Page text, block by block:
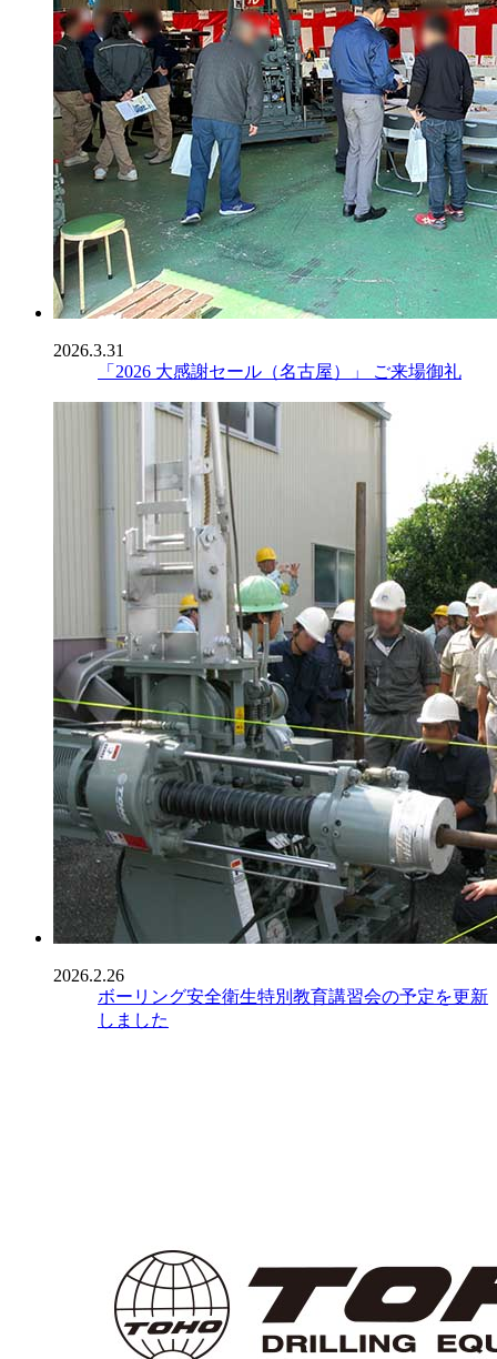
2026.3.31
「2026 大感謝セール（名古屋）」 ご来場御礼
2026.2.26
ボーリング安全衛生特別教育講習会の予定を更新
しました